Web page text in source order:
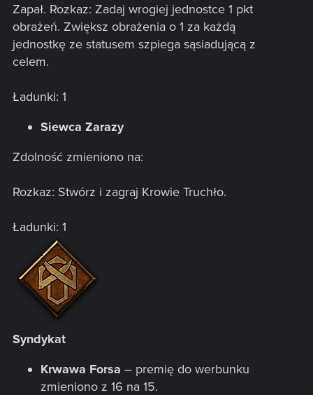
Zapał. Rozkaz: Zadaj wrogiej jednostce 1 pkt
obrażeń. Zwiększ obrażenia o 1 za każdą
jednostkę ze statusem szpiega sąsiadującą z
celem.
Ładunki: 1
Siewca Zarazy
Zdolność zmieniono na:
Rozkaz: Stwórz i zagraj Krowie Truchło.
Ładunki: 1
Syndykat
Krwawa Forsa – premię do werbunku
zmieniono z 16 na 15.